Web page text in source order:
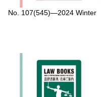
No. 107(545)—2024 Winter